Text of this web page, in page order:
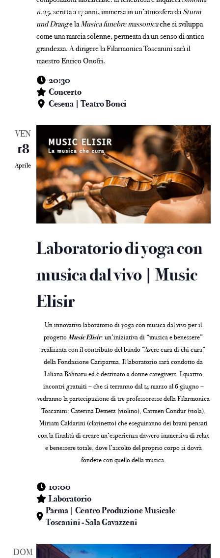
n.25, scritta a 17 anni, immersa in un’atmosfera daSturm
und Drange laMusica funebre massonicache si sviluppa
come una marcia solenne, permeata da un senso di antica
grandezza. A dirigere la Filarmonica Toscanini sarà il
maestro Enrico Onofri.
20:30
Concerto
Cesena | Teatro Bonci
VEN
18
Aprile
Laboratorio di yoga con
musica dal vivo | Music
Elisir
Un innovativo laboratorio di yoga con musica dal vivo per il
progettoMusic Elisir: un’iniziativa di “musica e benessere”
realizzata con il contributo del bando “Avere cura di chi cura”
della Fondazione Cariparma. Il laboratorio sarà condotto da
Liliana Bahnaru ed è destinato a donne caregivers. I quattro
incontri gratuiti – che si terranno dal 14 marzo al 6 giugno –
vedranno la partecipazione di tre professoresse della Filarmonica
Toscanini: Caterina Demetz (violino), Carmen Condur (viola),
Miriam Caldarini (clarinetto) che eseguiranno dei brani pensati
con la finalità di creare un’esperienza davvero immersiva di relax
e benessere totale, dove l’ascolto del proprio corpo si dovrà
fondere con quello della musica.
10:00
Laboratorio
Parma | Centro Produzione Musicale
Toscanini - Sala Gavazzeni
DOM